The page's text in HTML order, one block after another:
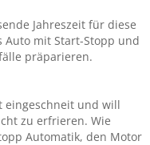
Jahreszeit für diese
Auto mit Start-Stopp und
präparieren.
eingeschneit und will
zu erfrieren. Wie
Automatik, den Motor